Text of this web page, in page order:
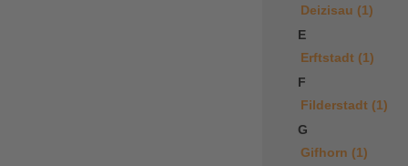
Deizisau (1)
E
Erftstadt (1)
F
Filderstadt (1)
G
Gifhorn (1)